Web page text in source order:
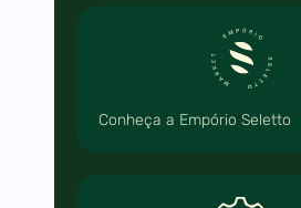
Conheça a Empório Seletto